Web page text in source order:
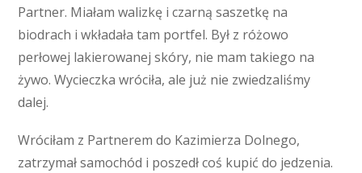
Partner. Miałam walizkę i czarną saszetkę na
biodrach i wkładała tam portfel. Był z różowo
perłowej lakierowanej skóry, nie mam takiego na
żywo. Wycieczka wróciła, ale już nie zwiedzaliśmy
dalej.
Wróciłam z Partnerem do Kazimierza Dolnego,
zatrzymał samochód i poszedł coś kupić do jedzenia.